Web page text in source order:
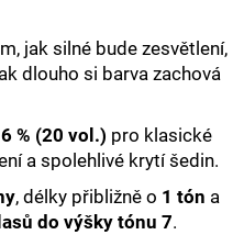
jak silné bude zesvětlení,
dlouho si barva zachová
% (20 vol.) pro klasické
a spolehlivé krytí šedin.
, délky přibližně o 1 tón a
do výšky tónu 7.